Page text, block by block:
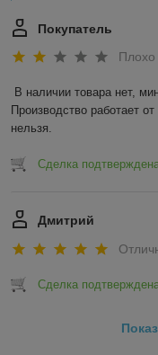
Покупатель
Плохо
В наличии товара нет,
Производство работает
нельзя.
Сделка
Дмитрий
Сделка